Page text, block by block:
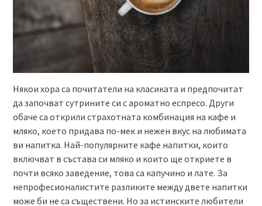
Някои хора са почитатели на класиката и предпочитат
да започват сутрините си с ароматно еспресо. Други
обаче са открили страхотната комбинация на кафе и
мляко, което придава по-мек и нежен вкус на любимата
ви напитка. Най-популярните кафе напитки, които
включват в състава си мляко и които ще откриете в
почти всяко заведение, това са капучино и лате. За
непрофесионалистите разликите между двете напитки
може би не са съществени. Но за истинските любители